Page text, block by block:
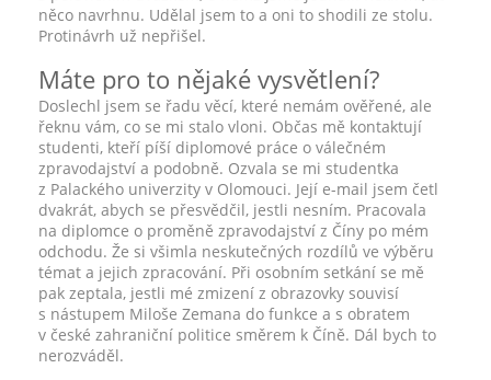
něco navrhnu. Udělal jsem to a oni to shodili ze stolu.
Protinávrh už nepřišel.
Máte pro to nějaké vysvětlení?
Doslechl jsem se řadu věcí, které nemám ověřené, ale
řeknu vám, co se mi stalo vloni. Občas mě kontaktují
studenti, kteří píší diplomové práce o válečném
zpravodajství a podobně. Ozvala se mi studentka
z Palackého univerzity v Olomouci. Její e-mail jsem četl
dvakrát, abych se přesvědčil, jestli nesním. Pracovala
na diplomce o proměně zpravodajství z Číny po mém
odchodu. Že si všimla neskutečných rozdílů ve výběru
témat a jejich zpracování. Při osobním setkání se mě
pak zeptala, jestli mé zmizení z obrazovky souvisí
s nástupem Miloše Zemana do funkce a s obratem
v české zahraniční politice směrem k Číně. Dál bych to
nerozváděl.